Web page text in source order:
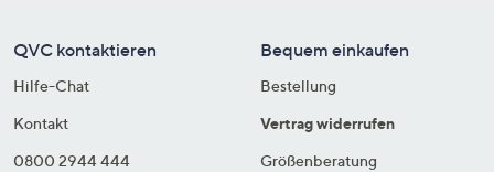
QVC kontaktieren
Hilfe-Chat
Kontakt
0800 2944 444
Bequem einkaufen
Bestellung
Vertrag widerrufen
Größenberatung